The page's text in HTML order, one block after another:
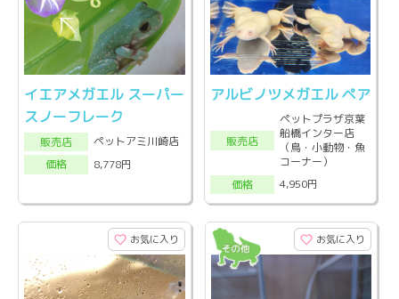
イエアメガエル スーパー
スノーフレーク
販売店
ペットアミ川崎店
価格
8,778円
アルビノツメガエル ペア
販売店
ペットプラザ京葉
船橋インター店
（鳥・小動物・魚
コーナー）
価格
4,950円
お気に入り お気に入り